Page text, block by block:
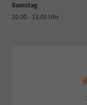
Samstag
10.00 - 13.00 Uhr